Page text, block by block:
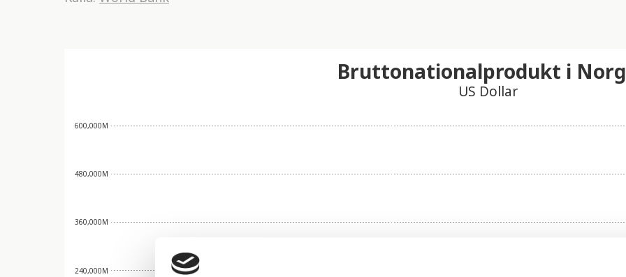
240,000M
360,000M
480,000M
600,000M
Bruttonationalprodukt i
US Dollar